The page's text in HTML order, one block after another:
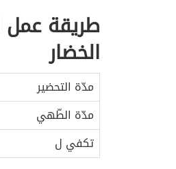
طريقة عمل
الخضار
مدّة التحضير
مدّة الطّهي
تكفي ل